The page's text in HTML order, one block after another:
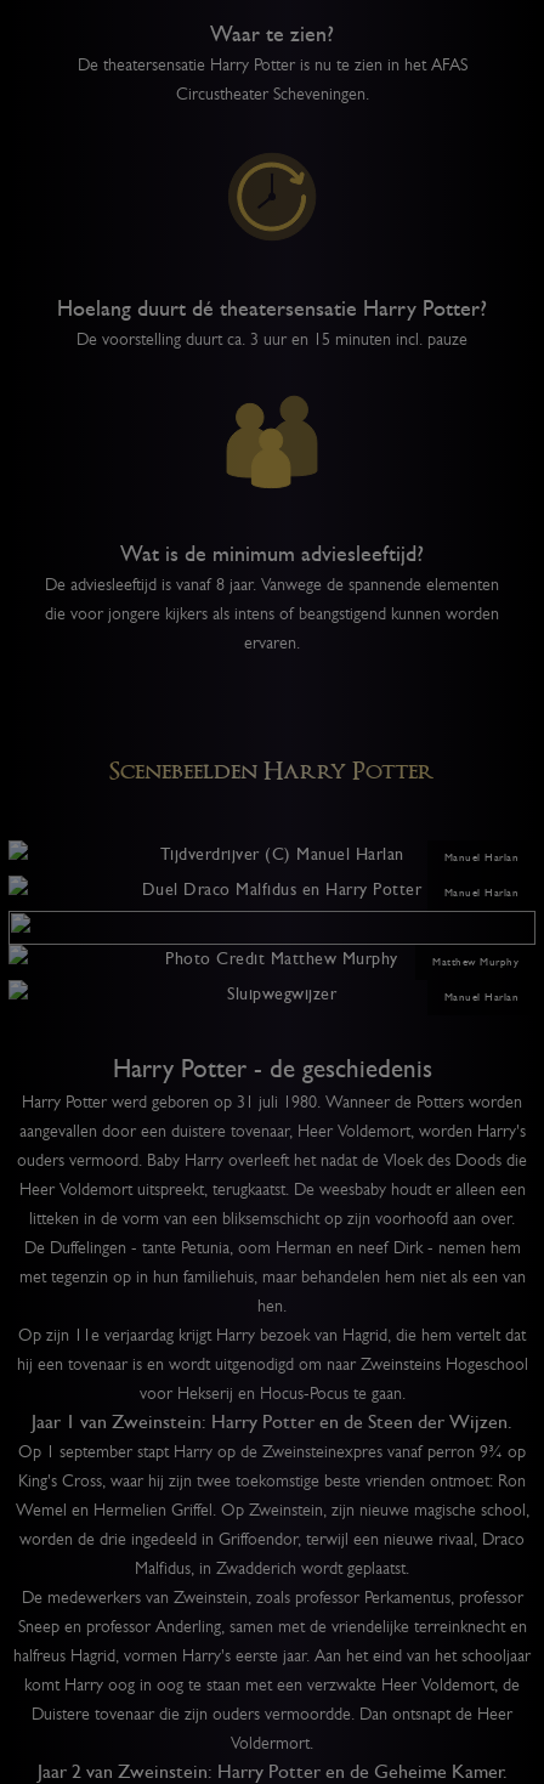
Waar te zien?
De theatersensatie Harry Potter is nu te zien in het AFAS
Circustheater Scheveningen.
Hoelang duurt dé theatersensatie Harry Potter?
De voorstelling duurt ca. 3 uur en 15 minuten incl. pauze
Wat is de minimum adviesleeftijd?
De adviesleeftijd is vanaf 8 jaar. Vanwege de spannende elementen
die voor jongere kijkers als intens of beangstigend kunnen worden
ervaren.
Scenebeelden Harry Potter
Manuel Harlan
Manuel Harlan
Matthew Murphy
Manuel Harlan
Harry Potter - de geschiedenis
Harry Potter werd geboren op 31 juli 1980. Wanneer de Potters worden
aangevallen door een duistere tovenaar, Heer Voldemort, worden Harry's
ouders vermoord. Baby Harry overleeft het nadat de Vloek des Doods die
Heer Voldemort uitspreekt, terugkaatst. De weesbaby houdt er alleen een
litteken in de vorm van een bliksemschicht op zijn voorhoofd aan over.
De Duffelingen - tante Petunia, oom Herman en neef Dirk - nemen hem
met tegenzin op in hun familiehuis, maar behandelen hem niet als een van
hen.
Op zijn 11e verjaardag krijgt Harry bezoek van Hagrid, die hem vertelt dat
hij een tovenaar is en wordt uitgenodigd om naar Zweinsteins Hogeschool
voor Hekserij en Hocus-Pocus te gaan.
Jaar 1 van Zweinstein: Harry Potter en de Steen der Wijzen.
Op 1 september stapt Harry op de Zweinsteinexpres vanaf perron 9¾ op
King's Cross, waar hij zijn twee toekomstige beste vrienden ontmoet: Ron
Wemel en Hermelien Griffel. Op Zweinstein, zijn nieuwe magische school,
worden de drie ingedeeld in Griffoendor, terwijl een nieuwe rivaal, Draco
Malfidus, in Zwadderich wordt geplaatst.
De medewerkers van Zweinstein, zoals professor Perkamentus, professor
Sneep en professor Anderling, samen met de vriendelijke terreinknecht en
halfreus Hagrid, vormen Harry's eerste jaar. Aan het eind van het schooljaar
komt Harry oog in oog te staan met een verzwakte Heer Voldemort, de
Duistere tovenaar die zijn ouders vermoordde. Dan ontsnapt de Heer
Voldermort.
Jaar 2 van Zweinstein: Harry Potter en de Geheime Kamer.